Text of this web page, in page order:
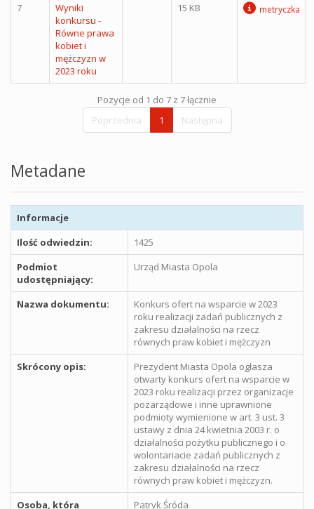
7
Wyniki
konkursu -
Równe prawa
kobiet i
mężczyzn w
2023 roku
15 KB metryczka
Pozycje od 1 do 7 z 7 łącznie
Poprzednia
1 Następna
Metadane
Informacje
Ilość odwiedzin:
1425
Podmiot
udostępniający:
Urząd Miasta Opola
Nazwa dokumentu:
Konkurs ofert na wsparcie w 2023
roku realizacji zadań publicznych z
zakresu działalności na rzecz
równych praw kobiet i mężczyzn
Skrócony opis:
Prezydent Miasta Opola ogłasza
otwarty konkurs ofert na wsparcie w
2023 roku realizacji przez organizacje
pozarządowe i inne uprawnione
podmioty wymienione w art. 3 ust. 3
ustawy z dnia 24 kwietnia 2003 r. o
działalności pożytku publicznego i o
wolontariacie zadań publicznych z
zakresu działalności na rzecz
równych praw kobiet i mężczyzn.
Osoba, która
Patryk Śróda